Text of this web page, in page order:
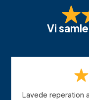
Vi
Rigtig god, flink